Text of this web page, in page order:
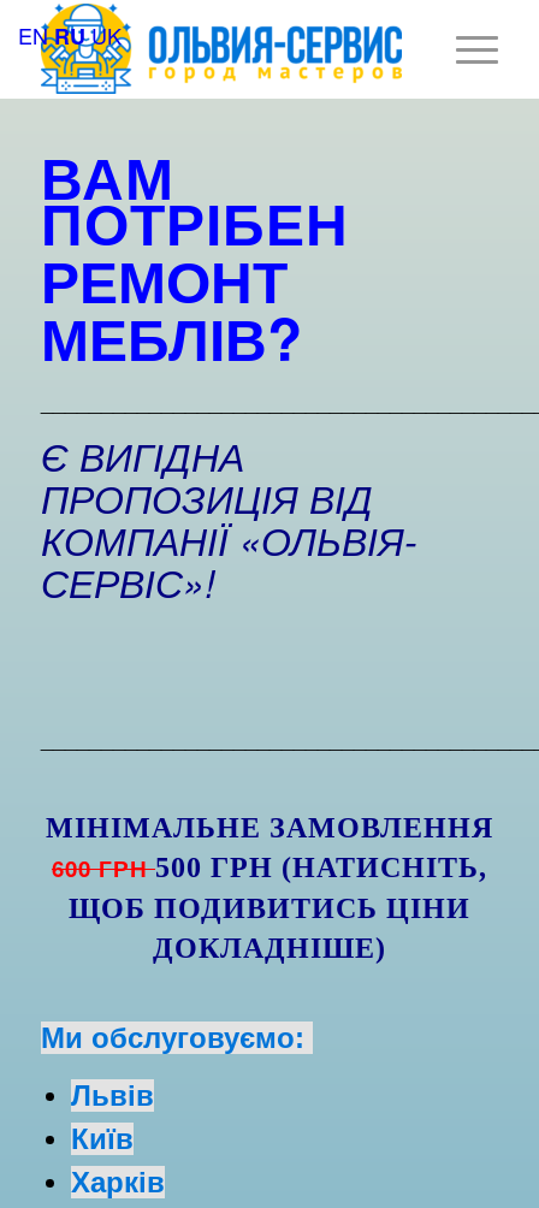
ВАМ
ПОТРІБЕН
РЕМОНТ
МЕБЛІВ?
Є ВИГІДНА
ПРОПОЗИЦІЯ ВІД
КОМПАНІЇ «ОЛЬВІЯ-
СЕРВІС»!
МІНІМАЛЬНЕ ЗАМОВЛЕННЯ
600 ГРН500 ГРН (НАТИСНІТЬ,
ЩОБ ПОДИВИТИСЬ ЦІНИ
ДОКЛАДНІШЕ)
Ми обслуговуємо:
Львів
Київ
Харків
ENRUUK